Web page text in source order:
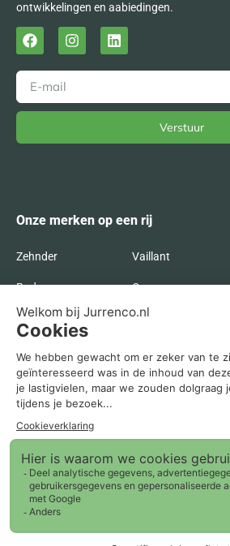
ontwikkelingen en aabiedingen.
Verstuur
Onze merken op een rij
Zehnder Vaillant
Radson Orcon
Itho Daalderop Inventum
Bosch AWB
Agpo Ferroli
Recente blogs